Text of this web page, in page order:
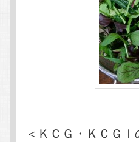
＜ＫＣＧ・ＫＣＧ